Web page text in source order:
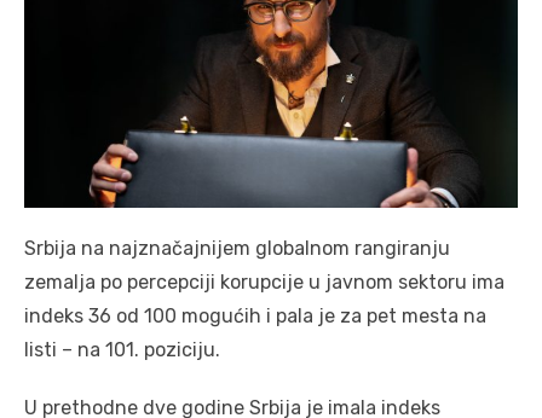
Srbija na najznačajnijem globalnom rangiranju
zemalja po percepciji korupcije u javnom sektoru ima
indeks 36 od 100 mogućih i pala je za pet mesta na
listi – na 101. poziciju.
U prethodne dve godine Srbija je imala indeks